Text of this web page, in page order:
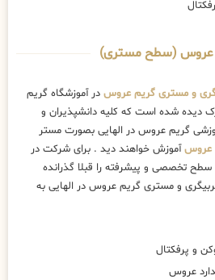
گریم عروس (سطح مستری)
و مستری گریم عروس در آموزشگاه گریم
دیده شده است که کلیه دانشپذیران و
گریم عروس در الهایی بصورت مستر
عروسآموزش خواهند دید . برای شرکت در
سطح تخصصی و پیشرفته را قبلا گذرانده
و مستری گریم عروس در الهایی به
و پرفکتال
عروس